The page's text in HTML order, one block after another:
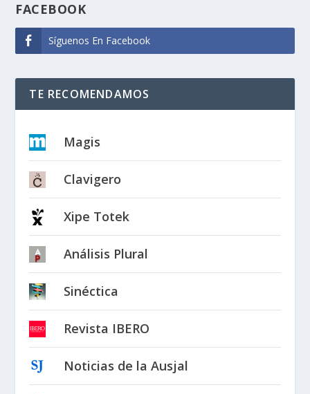
FACEBOOK
Síguenos En Facebook
TE RECOMENDAMOS
Magis
Clavigero
Xipe Totek
Análisis Plural
Sinéctica
Revista IBERO
Noticias de la Ausjal